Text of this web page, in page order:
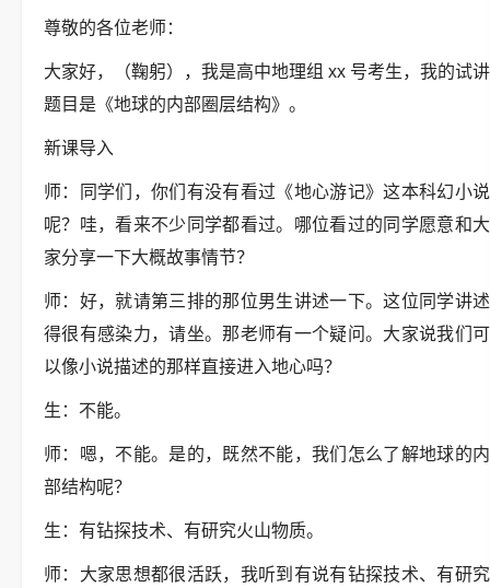
尊敬的各位老师：
大家好，（鞠躬），我是高中地理组 xx 号考生，我的试讲
题目是《地球的内部圈层结构》。
新课导入
师：同学们，你们有没有看过《地心游记》这本科幻小说
呢？哇，看来不少同学都看过。哪位看过的同学愿意和大
家分享一下大概故事情节？
师：好，就请第三排的那位男生讲述一下。这位同学讲述
得很有感染力，请坐。那老师有一个疑问。大家说我们可
以像小说描述的那样直接进入地心吗？
生：不能。
师：嗯，不能。是的，既然不能，我们怎么了解地球的内
部结构呢？
生：有钻探技术、有研究火山物质。
师：大家思想都很活跃，我听到有说有钻探技术、有研究